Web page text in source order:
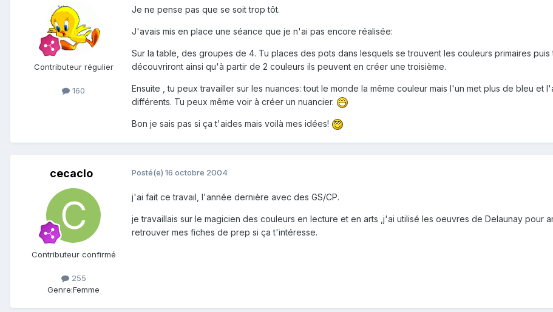
Contributeur régulier
160
Je ne pense pas que se soit trop tôt.
J'avais mis en place une séance que je n'ai pas encore réalisée:
Sur la table, des groupes de 4. Tu places des pots dans lesquels se trouvent les couleurs primaires
découvriront ainsi qu'à partir de 2 couleurs ils peuvent en créer une troisième.
Ensuite , tu peux travailler sur les nuances: tout le monde la même couleur mais l'un met plus de bleu
différents. Tu peux même voir à créer un nuancier.
Bon je sais pas si ça t'aides mais voilà mes idées!
cecaclo
Contributeur confirmé
255
Genre:Femme
Posté(e) 16 octobre 2004
j'ai fait ce travail, l'année dernière avec des GS/CP.
je travaillais sur le magicien des couleurs en lecture et en arts ,j'ai utilisé les oeuvres de Delaunay pour
retrouver mes fiches de prep si ça t'intéresse.